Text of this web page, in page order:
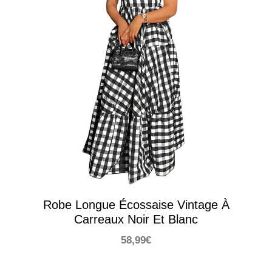
Robe Longue Écossaise Vintage À
Carreaux Noir Et Blanc
58,99€